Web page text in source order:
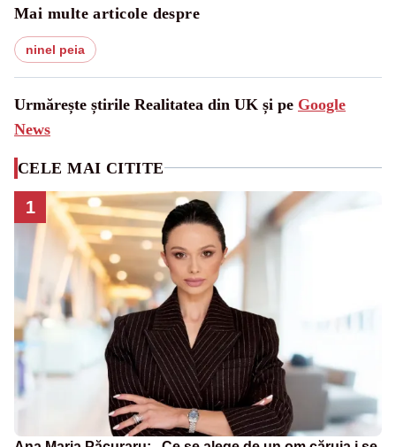
Mai multe articole despre
ninel peia
Urmărește știrile Realitatea din UK și pe Google
News
CELE MAI CITITE
1